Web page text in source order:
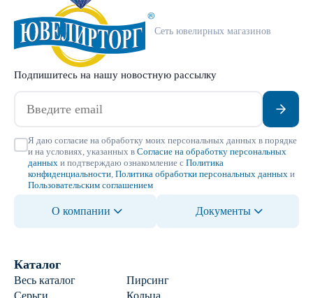
Сеть ювелирных магазинов
Подпишитесь на нашу новостную рассылку
Я даю согласие на обработку моих персональных данных в порядке
и на условиях, указанных в Согласие на обработку персональных
данных и подтверждаю ознакомление с Политика
конфиденциальности Политика обработки персональных данных и
Пользовательским соглашением
О компании Документы
Каталог
Весь каталог
Пирсинг
Серьги
Кольца